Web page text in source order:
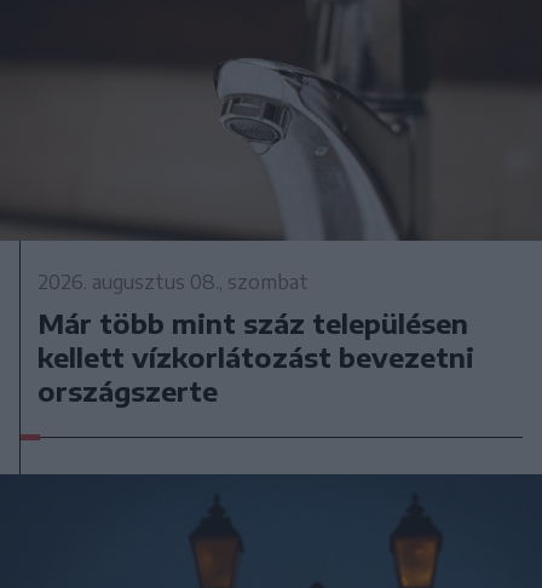
2026. augusztus 08., szombat
Már több mint száz településen
kellett vízkorlátozást bevezetni
országszerte